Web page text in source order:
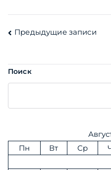
Навигация
записям
Предыдущие записи
Поиск
Пн
Вт Ср